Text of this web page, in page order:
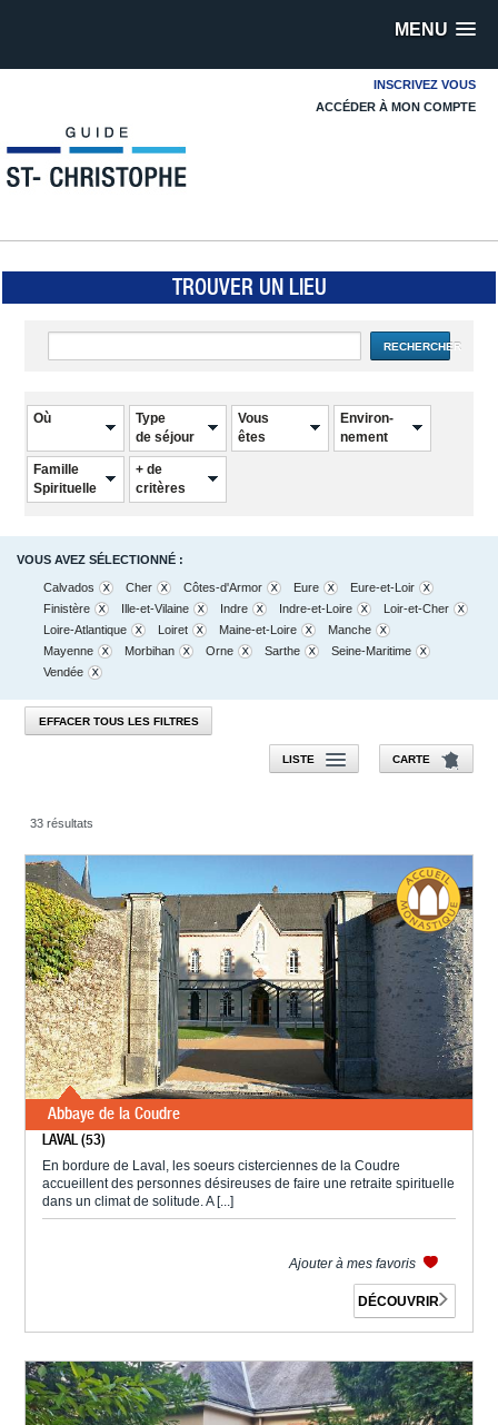
MENU
INSCRIVEZ VOUS
ACCÉDER À MON COMPTE
TROUVER UN LIEU
RECHERCHER
Où
Type
de séjour
Vous
êtes
Environ-
nement
Famille
Spirituelle
+ de
critères
VOUS AVEZ SÉLECTIONNÉ :
Calvados Cher Côtes-d'Armor Eure
Eure-et-Loir
Finistère
Ille-et-Vilaine Indre Indre-et-Loire
Loir-et-Cher
Loire-Atlantique
Loiret Maine-et-Loire
Manche
Mayenne
Morbihan Orne Sarthe
Seine-Maritime
Vendée
EFFACER TOUS LES FILTRES
LISTE CARTE
33 résultats
Abbaye de la Coudre
LAVAL (53)
En bordure de Laval, les soeurs cisterciennes de la Coudre
accueillent des personnes désireuses de faire une retraite spirituelle
dans un climat de solitude. A [...]
Ajouter à mes favoris
DÉCOUVRIR